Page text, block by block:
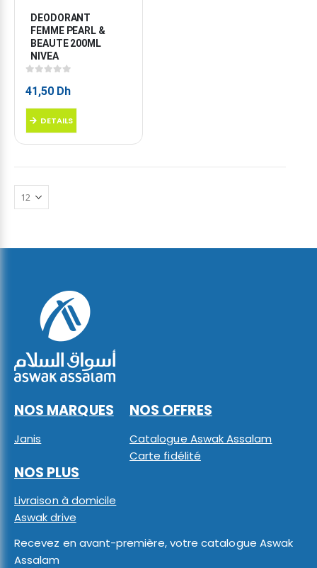
DEODORANT
FEMME PEARL &
BEAUTE 200ML
NIVEA
41,50 Dh
DETAILS
NOS MARQUES
Janis
NOS OFFRES
Catalogue Aswak Assalam
Carte fidélité
NOS PLUS
Livraison à domicile
Aswak drive
Recevez en avant-première, votre catalogue Aswak
Assalam